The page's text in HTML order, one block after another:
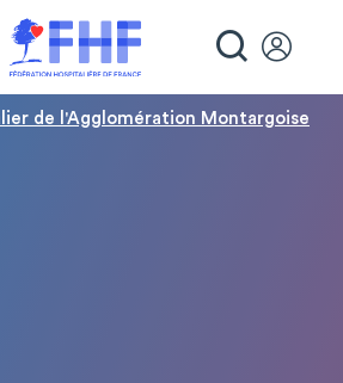
de l'Agglomération Montargoise
des cookies